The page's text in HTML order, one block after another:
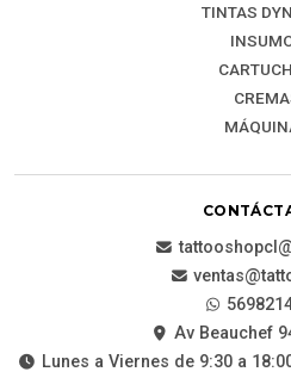
TINTAS
Av Beauchef
Lunes a Viernes de 9:30 a